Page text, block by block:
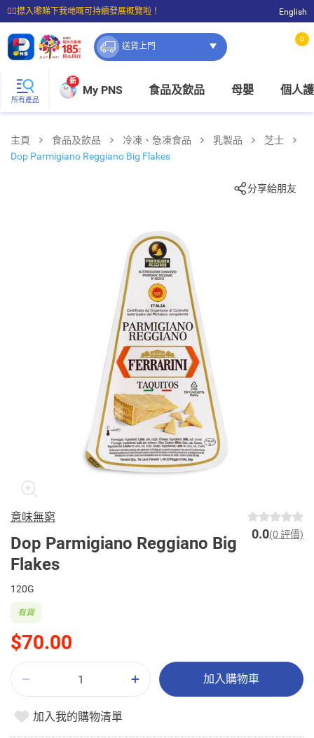
☝🏼㩒入嚟睇下我哋嘅可持續發展概覽啦！
⭐購物滿$399即享免費送貨；滿$100即可免費店取。
English
送貨上門
0
所有產品
新
My PNS 食品及飲品 母嬰 個人
主頁 食品及飲品 冷凍、急凍食品 乳製品
芝士
Dop Parmigiano Reggiano Big Flakes
分享給朋友
意味無窮
Dop Parmigiano Reggiano Big
Flakes
0.0(0 評價)
120G
$70.00
有貨
加入購物車
加入我的購物清單